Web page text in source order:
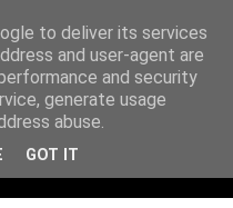
to deliver its services
and user-agent are
and security
generate usage
abuse.
GOT IT